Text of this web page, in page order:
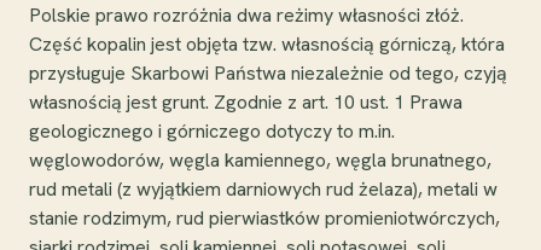
Polskie prawo rozróżnia dwa reżimy własności złóż.
Część kopalin jest objęta tzw. własnością górniczą, która
przysługuje Skarbowi Państwa niezależnie od tego, czyją
własnością jest grunt. Zgodnie z art. 10 ust. 1 Prawa
geologicznego i górniczego dotyczy to m.in.
węglowodorów, węgla kamiennego, węgla brunatnego,
rud metali (z wyjątkiem darniowych rud żelaza), metali w
stanie rodzimym, rud pierwiastków promieniotwórczych,